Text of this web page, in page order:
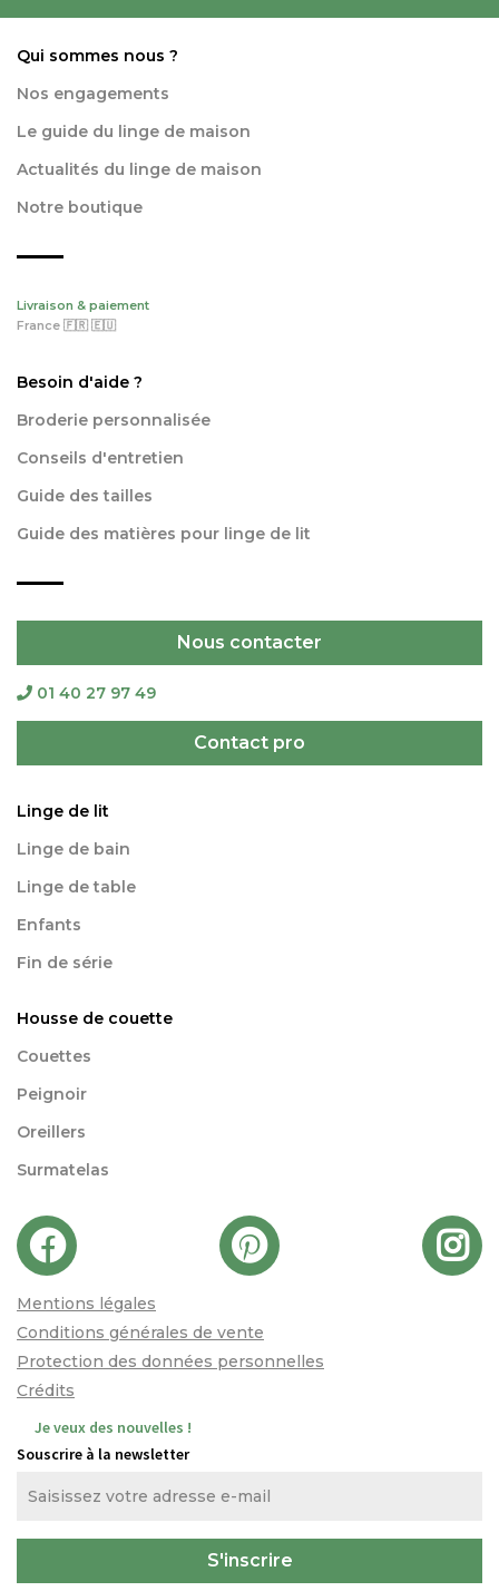
Qui sommes nous ?
Nos engagements
Le guide du linge de maison
Actualités du linge de maison
Notre boutique
Livraison & paiement
France 🇫🇷 🇪🇺
Besoin d'aide ?
Broderie personnalisée
Conseils d'entretien
Guide des tailles
Guide des matières pour linge de lit
Nous contacter
01 40 27 97 49
Contact pro
Linge de lit
Linge de bain
Linge de table
Enfants
Fin de série
Housse de couette
Couettes
Peignoir
Oreillers
Surmatelas
Mentions légales
Conditions générales de vente
Protection des données personnelles
Crédits
Je veux des nouvelles !
Souscrire à la newsletter